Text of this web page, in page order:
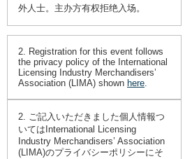
外人士。主办方有权拒绝入场。
2. Registration for this event follows
the privacy policy of the International
Licensing Industry Merchandisers’
Association (LIMA) shown here.
2. ご記入いただきました個人情報つ
いてはInternational Licensing
Industry Merchandisers’ Association
(LIMA)のプライバシーポリシーにそ